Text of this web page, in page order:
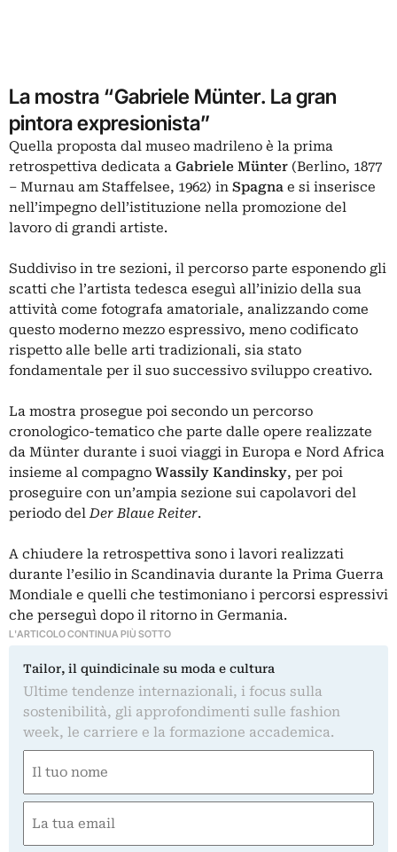
La mostra “Gabriele Münter. La gran
pintora expresionista”
Quella proposta dal museo madrileno è la prima
retrospettiva dedicata a Gabriele Münter (Berlino, 1877
– Murnau am Staffelsee, 1962) in Spagna e si inserisce
nell’impegno dell’istituzione nella promozione del
lavoro di grandi artiste.
Suddiviso in tre sezioni, il percorso parte esponendo gli
scatti che l’artista tedesca eseguì all’inizio della sua
attività come fotografa amatoriale, analizzando come
questo moderno mezzo espressivo, meno codificato
rispetto alle belle arti tradizionali, sia stato
fondamentale per il suo successivo sviluppo creativo.
La mostra prosegue poi secondo un percorso
cronologico-tematico che parte dalle opere realizzate
da Münter durante i suoi viaggi in Europa e Nord Africa
insieme al compagno Wassily Kandinsky, per poi
proseguire con un’ampia sezione sui capolavori del
periodo delDer Blaue Reiter.
A chiudere la retrospettiva sono i lavori realizzati
durante l’esilio in Scandinavia durante la Prima Guerra
Mondiale e quelli che testimoniano i percorsi espressivi
che perseguì dopo il ritorno in Germania.
L'ARTICOLO CONTINUA PIÙ SOTTO
Tailor, il quindicinale su moda e cultura
Ultime tendenze internazionali, i focus sulla
sostenibilità, gli approfondimenti sulle fashion
week, le carriere e la formazione accademica.
(Required)
First
(Required)